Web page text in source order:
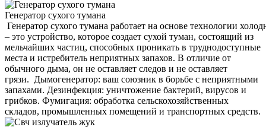
Генератор сухого тумана
Генератор сухого тумана работает на основе технологии
– это устройство, которое создает сухой туман, состоящий из
мельчайших частиц, способных проникать в труднодоступные
места и истребитель неприятных запахов. В отличие от
обычного дыма, он не оставляет следов и не оставляет
грязи. Дымогенератор: ваш союзник в борьбе с неприятными
запахами. Дезинфекция: уничтожение бактерий, вирусов и
грибков. Фумигация: обработка сельскохозяйственных
складов, промышленных помещений и транспортных средств.